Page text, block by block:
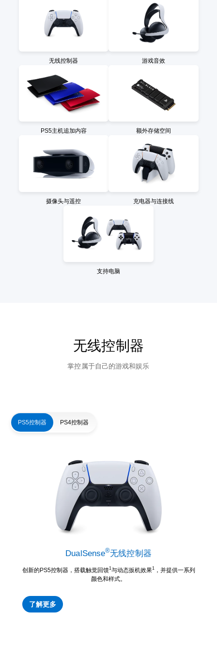
无线控制器 游戏音效
PS5主机追加内容 额外存储空间
摄像头与遥控 充电器与连接线
支持电脑
无线控制器
掌控属于自己的游戏和娱乐
PS5控制器 PS4控制器
DualSense®无线控制器
创新的PS5控制器，搭载触觉回馈1与动态扳机效果1，并提供一系列
颜色和样式。
了解更多